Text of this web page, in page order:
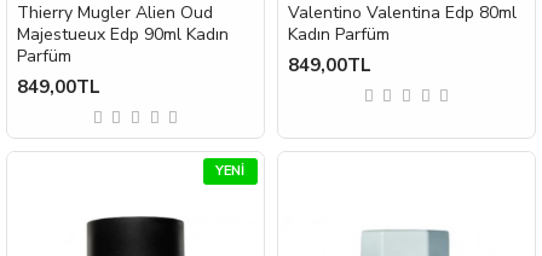
Thierry Mugler Alien Oud
Majestueux Edp 90ml Kadın
Parfüm
849,00TL
Valentino Valentina Edp 80ml
Kadın Parfüm
849,00TL
YENI